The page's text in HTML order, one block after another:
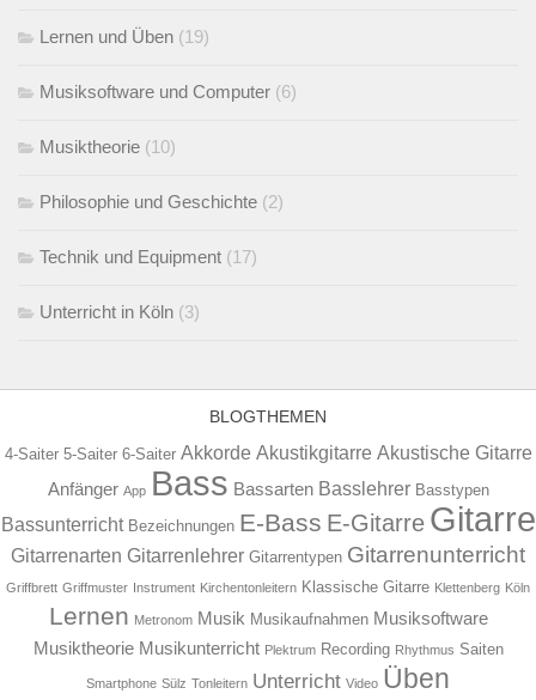
Lernen und Üben (19)
Musiksoftware und Computer (6)
Musiktheorie (10)
Philosophie und Geschichte (2)
Technik und Equipment (17)
Unterricht in Köln (3)
BLOGTHEMEN
4-Saiter 5-Saiter 6-Saiter Akkorde Akustikgitarre Akustische Gitarre
Anfänger App Bass Bassarten Basslehrer Basstypen
Bassunterricht Bezeichnungen E-Bass E-Gitarre Gitarre
Gitarrenarten Gitarrenlehrer Gitarrentypen Gitarrenunterricht
Griffbrett Griffmuster Instrument Kirchentonleitern Klassische Gitarre Klettenberg Köln
Lernen Metronom Musik Musikaufnahmen Musiksoftware
Musiktheorie Musikunterricht Plektrum Recording Rhythmus Saiten
Smartphone Sülz Tonleitern Unterricht Video Üben